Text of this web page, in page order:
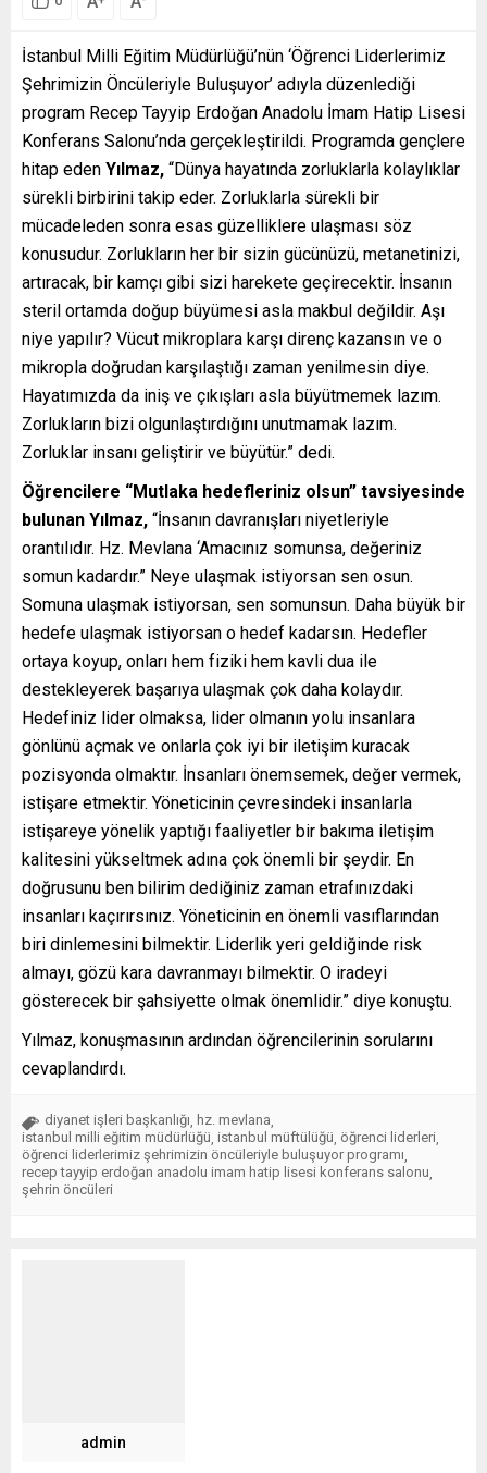
İstanbul Milli Eğitim Müdürlüğü’nün ‘Öğrenci Liderlerimiz
Şehrimizin Öncüleriyle Buluşuyor’ adıyla düzenlediği
program Recep Tayyip Erdoğan Anadolu İmam Hatip Lisesi
Konferans Salonu’nda gerçekleştirildi. Programda gençlere
hitap eden Yılmaz, “Dünya hayatında zorluklarla kolaylıklar
sürekli birbirini takip eder. Zorluklarla sürekli bir
mücadeleden sonra esas güzelliklere ulaşması söz
konusudur. Zorlukların her bir sizin gücünüzü, metanetinizi,
artıracak, bir kamçı gibi sizi harekete geçirecektir. İnsanın
steril ortamda doğup büyümesi asla makbul değildir. Aşı
niye yapılır? Vücut mikroplara karşı direnç kazansın ve o
mikropla doğrudan karşılaştığı zaman yenilmesin diye.
Hayatımızda da iniş ve çıkışları asla büyütmemek lazım.
Zorlukların bizi olgunlaştırdığını unutmamak lazım.
Zorluklar insanı geliştirir ve büyütür.” dedi.
Öğrencilere “Mutlaka hedefleriniz olsun” tavsiyesinde
bulunan Yılmaz, “İnsanın davranışları niyetleriyle
orantılıdır. Hz. Mevlana ‘Amacınız somunsa, değeriniz
somun kadardır.” Neye ulaşmak istiyorsan sen osun.
Somuna ulaşmak istiyorsan, sen somunsun. Daha büyük bir
hedefe ulaşmak istiyorsan o hedef kadarsın. Hedefler
ortaya koyup, onları hem fiziki hem kavli dua ile
destekleyerek başarıya ulaşmak çok daha kolaydır.
Hedefiniz lider olmaksa, lider olmanın yolu insanlara
gönlünü açmak ve onlarla çok iyi bir iletişim kuracak
pozisyonda olmaktır. İnsanları önemsemek, değer vermek,
istişare etmektir. Yöneticinin çevresindeki insanlarla
istişareye yönelik yaptığı faaliyetler bir bakıma iletişim
kalitesini yükseltmek adına çok önemli bir şeydir. En
doğrusunu ben bilirim dediğiniz zaman etrafınızdaki
insanları kaçırırsınız. Yöneticinin en önemli vasıflarından
biri dinlemesini bilmektir. Liderlik yeri geldiğinde risk
almayı, gözü kara davranmayı bilmektir. O iradeyi
gösterecek bir şahsiyette olmak önemlidir.” diye konuştu.
Yılmaz, konuşmasının ardından öğrencilerinin sorularını
cevaplandırdı.
diyanet işleri başkanlığı hz. mevlana
istanbul milli eğitim müdürlüğü istanbul müftülüğü öğrenci liderleri
öğrenci liderlerimiz şehrimizin öncüleriyle buluşuyor programı
recep tayyip erdoğan anadolu imam hatip lisesi konferans salonu
şehrin öncüleri
admin